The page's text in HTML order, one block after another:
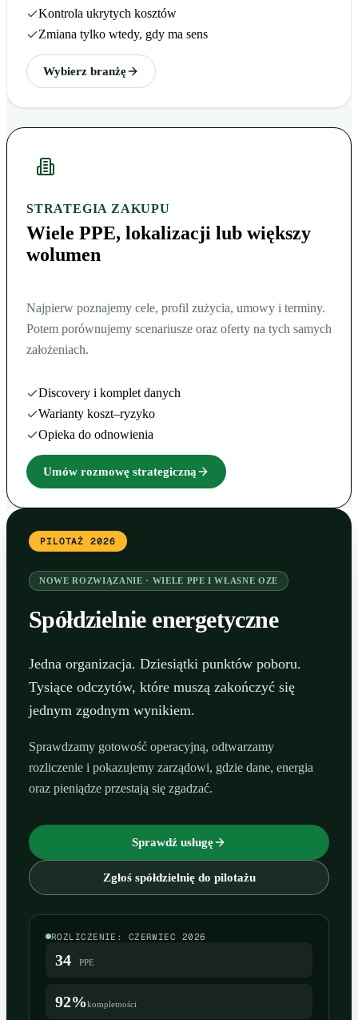
Kontrola ukrytych kosztów
Zmiana tylko wtedy, gdy ma sens
Wybierz branżę
STRATEGIA ZAKUPU
Wiele PPE, lokalizacji lub większy
wolumen
Najpierw poznajemy cele, profil zużycia, umowy i terminy.
Potem porównujemy scenariusze oraz oferty na tych samych
założeniach.
Discovery i komplet danych
Warianty koszt–ryzyko
Opieka do odnowienia
Umów rozmowę strategiczną
PILOTAŻ 2026
NOWE ROZWIĄZANIE · WIELE PPE I WŁASNE OZE
Spółdzielnie energetyczne
Jedna organizacja. Dziesiątki punktów poboru.
Tysiące odczytów, które muszą zakończyć się
jednym zgodnym wynikiem.
Sprawdzamy gotowość operacyjną, odtwarzamy
rozliczenie i pokazujemy zarządowi, gdzie dane, energia
oraz pieniądze przestają się zgadzać.
Sprawdź usługę
Zgłoś spółdzielnię do pilotażu
ROZLICZENIE: CZERWIEC 2026
34 PPE
92%kompletności